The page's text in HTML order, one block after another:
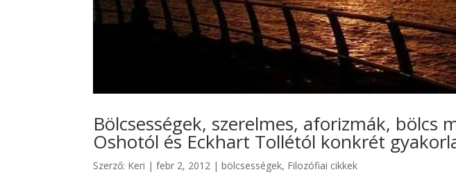
Bölcsességek, szerelmes, aforizmák, bölcs
Oshotól és Eckhart Tollétól konkrét
Szerző: Keri |febr 2, 2012 |bölcsességek, Filozófiai cikkek